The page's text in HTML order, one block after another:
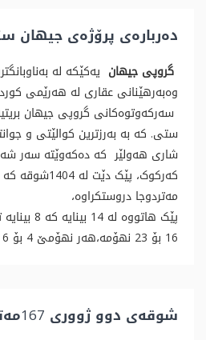
دەربارەی پرۆژەی جیهان
گروپی جیهان یەکێکە لە
وەبەرهێنانی عقاری لە هەرێمی
سەرکەوتوەکانی گروپی جیهان
ستی. کە بە بەرزترین کوالێتی و
مەتردوجا دروستکراوە،
پێک هاتووە
16 بۆ 23 نهۆمە،هەر نهۆمێ 4 بۆ 6 شوقەی تێدایە.
شوقەی دوو ژووری 167مەتر